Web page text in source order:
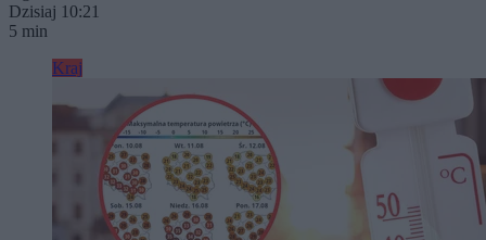
Dzisiaj 10:21
5 min
Kraj